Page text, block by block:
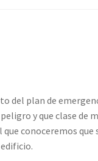
del plan de
y que clase
conoceremos